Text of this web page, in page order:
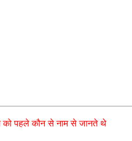
को पहले कौन से नाम से जानते थे